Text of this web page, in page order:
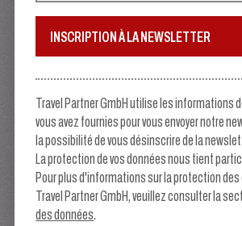
INSCRIPTION À LA NEWSLETTER
Travel Partner GmbH utilise les informations
vous avez fournies pour vous envoyer notre
la possibilité de vous désinscrire de la
La protection de vos données nous tient
Pour plus d'informations sur la protection
Travel Partner GmbH, veuillez consulter la
des données.